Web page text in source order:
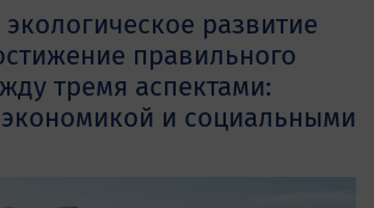
развитие
правильного
тремя аспектами:
и социальными